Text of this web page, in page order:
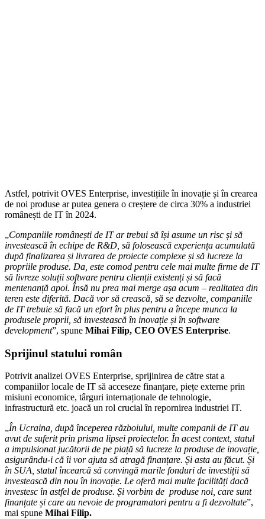
Astfel, potrivit OVES Enterprise, investițiile în inovație și în crearea
de noi produse ar putea genera o creștere de circa 30% a industriei
românești de IT în 2024.
„Companiile românești de IT ar trebui să își asume un risc și să
investească în echipe de R&D, să folosească experiența acumulată
după finalizarea și livrarea de proiecte complexe și să lucreze la
propriile produse. Da, este comod pentru cele mai multe firme de IT
să livreze soluții software pentru clienții existenți și să facă
mentenanță apoi. Însă nu prea mai merge așa acum – realitatea din
teren este diferită. Dacă vor să crească, să se dezvolte, companiile
de IT trebuie să facă un efort în plus pentru a începe munca la
produsele proprii, să investească în inovație și în software
development”, spune Mihai Filip, CEO OVES Enterprise.
Sprijinul statului român
Potrivit analizei OVES Enterprise, sprijinirea de către stat a
companiilor locale de IT să acceseze finanțare, piețe externe prin
misiuni economice, târguri internaționale de tehnologie,
infrastructură etc. joacă un rol crucial în repornirea industriei IT.
„În Ucraina, după începerea războiului, multe companii de IT au
avut de suferit prin prisma lipsei proiectelor. În acest context, statul
a impulsionat jucătorii de pe piață să lucreze la produse de inovație,
asigurându-i că îi vor ajuta să atragă finanțare. Și asta au făcut. Și
în SUA, statul încearcă să convingă marile fonduri de investiții să
investească din nou în inovație. Le oferă mai multe facilități dacă
investesc în astfel de produse. Și vorbim de produse noi, care sunt
finanțate și care au nevoie de programatori pentru a fi dezvoltate”,
mai spune Mihai Filip.